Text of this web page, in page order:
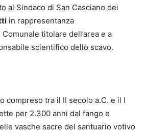
al Sindaco di San Casciano dei
in rappresentanza
titolare dell’area e a
scientifico dello scavo.
compreso tra il II secolo a.C. e il I
per 2.300 anni dal fango e
vasche sacre del santuario votivo